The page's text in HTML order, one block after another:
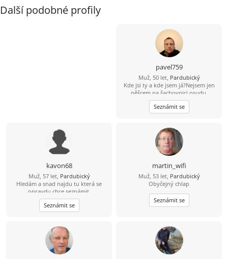
Další podobné profily
pavel759
Muž, 50 let, Pardubický
Kde jsi ty a kde jsem já?Nejsem jen
pěšcem na šachovnici osudu.
Seznámit se
kavon68
Muž, 57 let, Pardubický
Hledám a snad najdu tu která se
opravdu chce seznámit.
Seznámit se
martin_wifi
Muž, 53 let, Pardubický
Obyčejný chlap
Seznámit se